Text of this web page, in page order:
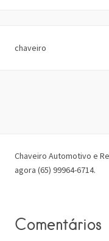
chaveiro
Chaveiro Automotivo e
agora (65) 99964-6714.
Comentários